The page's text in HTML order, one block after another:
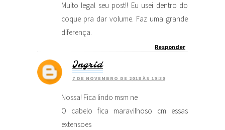
Muito legal seu post!! Eu usei dentro do
coque pra dar volume. Faz uma grande
diferença.
Responder
Ingrid
7 DE NOVEMBRO DE 2018 ÀS 19:30
Nossa! Fica lindo msm ne
O cabelo fica maravilhoso cm essas
extensoes